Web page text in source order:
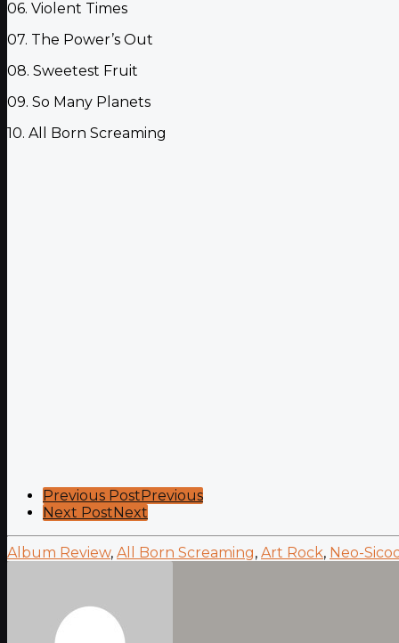
06. Violent Times
07. The Power’s Out
08. Sweetest Fruit
09. So Many Planets
10. All Born Screaming
Post
Pagination
Previous PostPrevious
Next PostNext
Album Review, All Born Screaming, Art Rock, Neo-